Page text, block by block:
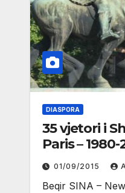
DIASPORA
35 vjetori i
Paris – 1980-
01/09/2015
Beqir SINA –